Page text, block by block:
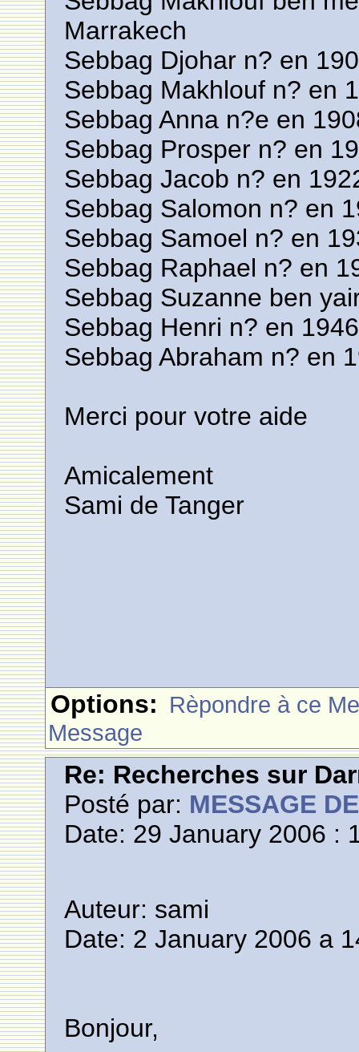
Marrakech
Sebbag Djohar n? en
Sebbag Makhlouf n? en
Sebbag Anna n?e en
Sebbag Prosper n? en
Sebbag Jacob n? en
Sebbag Salomon n? en
Sebbag Samoel n? en
Sebbag Raphael n? en
Sebbag Suzanne ben
Sebbag Henri n? en
Sebbag Abraham n? en
Merci pour votre aide
Amicalement
Sami de Tanger
Options: Rèpondre à ce
Message
Re: Recherches sur
Posté par: MESSAGE
Date: 29 January 2006 :
Auteur: sami
Date: 2 January 2006 a
Bonjour,